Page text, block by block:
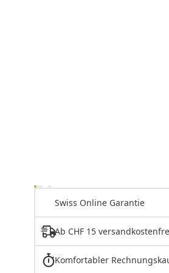
Swiss Online Garantie
Ab CHF 15
Komfortabler